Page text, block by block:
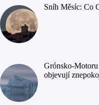
Sníh Měsíc: Co
Grónsko-
objevují